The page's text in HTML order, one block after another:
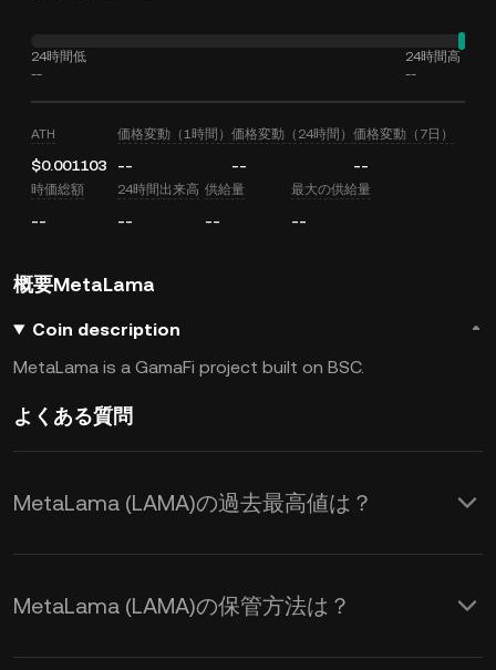
24時間低
--
24時間高
--
ATH
$0.001103
価格変動（1時間）
--
価格変動（24時間）
--
価格変動（7日）
--
時価総額
--
24時間出来高
--
供給量
--
最大の供給量
--
概要MetaLama
Coin description
MetaLama is a GamaFi project built on BSC.
よくある質問
MetaLama (LAMA)の過去最高値は？
MetaLama (LAMA)の保管方法は？